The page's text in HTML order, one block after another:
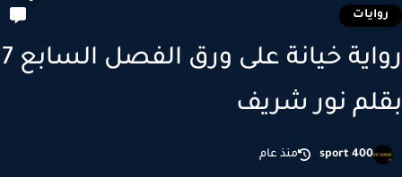
رواية خيانة على ورق الفصل السابع 7
نور شريف
sport 400 منذ عام